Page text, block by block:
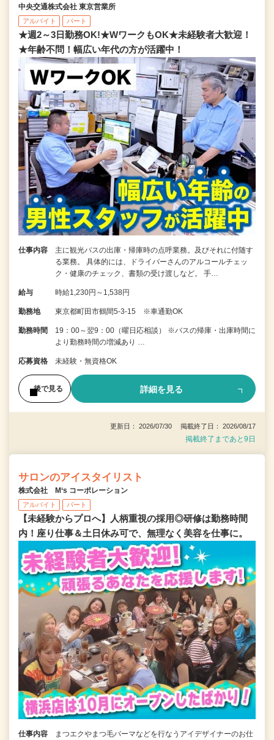
中央交通株式会社 東京営業所
アルバイト パート
★週2～3日勤務OK!★WワークもOK★未経験者大歓迎！
★年齢不問！幅広い年代の方が活躍中！
仕事内容
主に観光バスの出庫・帰庫時の点呼業務。及びそれに付随す
る業務。 具体的には、ドライバーさんのアルコールチェッ
ク・健康のチェック、書類の受け渡しなど。 手…
給与 時給1,230円～1,538円
勤務地 東京都町田市鶴間5-3-15 ※車通勤OK
勤務時間
19：00～翌9：00（曜日応相談） ※バスの帰庫・出庫時間に
より勤務時間の増減あり …
応募資格 未経験・無資格OK
後で見る 詳細を見る
更新日： 2026/07/30 掲載終了日： 2026/08/17
掲載終了まであと9日
サロンのアイスタイリスト
株式会社 M‘s コーポレーション
アルバイト パート
【未経験からプロへ】人柄重視の採用◎研修は勤務時間
内！座り仕事＆土日休み可で、無理なく美容を仕事に。
仕事内容 まつエクやまつ毛パーマなどを行なうアイデザイナーのお仕